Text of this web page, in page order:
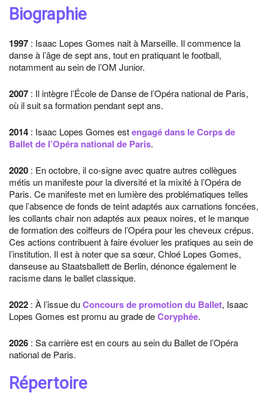
Biographie
1997 : Isaac Lopes Gomes nait à Marseille. Il commence la
danse à l’âge de sept ans, tout en pratiquant le football,
notamment au sein de l’OM Junior.
2007 : Il intègre l’École de Danse de l’Opéra national de Paris,
où il suit sa formation pendant sept ans.
2014 : Isaac Lopes Gomes estengagé dans le Corps de
Ballet de l’Opéra national de Paris.
2020 : En octobre, il co-signe avec quatre autres collègues
métis un manifeste pour la diversité et la mixité à l’Opéra de
Paris. Ce manifeste met en lumière des problématiques telles
que l’absence de fonds de teint adaptés aux carnations foncées,
les collants chair non adaptés aux peaux noires, et le manque
de formation des coiffeurs de l’Opéra pour les cheveux crépus.
Ces actions contribuent à faire évoluer les pratiques au sein de
l’institution. Il est à noter que sa sœur, Chloé Lopes Gomes,
danseuse au Staatsballett de Berlin, dénonce également le
racisme dans le ballet classique.
2022 : À l’issue duConcours de promotion du Ballet, Isaac
Lopes Gomes est promu au grade deCoryphée.
2026 : Sa carrière est en cours au sein du Ballet de l’Opéra
national de Paris.
Répertoire